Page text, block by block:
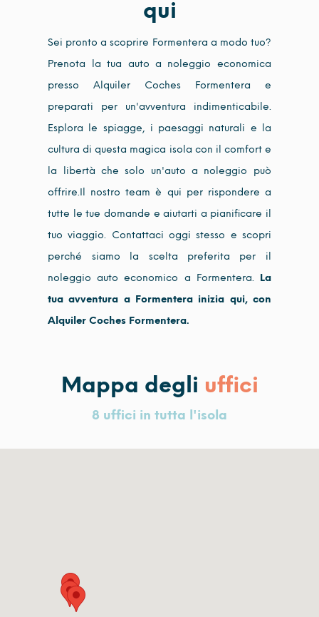
qui
Sei pronto a scoprire Formentera a modo tuo?
Prenota la tua auto a noleggio economica
presso Alquiler Coches Formentera e
preparati per un'avventura indimenticabile.
Esplora le spiagge, i paesaggi naturali e la
cultura di questa magica isola con il comfort e
la libertà che solo un'auto a noleggio può
offrire.Il nostro team è qui per rispondere a
tutte le tue domande e aiutarti a pianificare il
tuo viaggio. Contattaci oggi stesso e scopri
perché siamo la scelta preferita per il
noleggio auto economico a Formentera. La
tua avventura a Formentera inizia qui, con
Alquiler Coches Formentera.
Mappa degli uffici
8 uffici in tutta l'isola